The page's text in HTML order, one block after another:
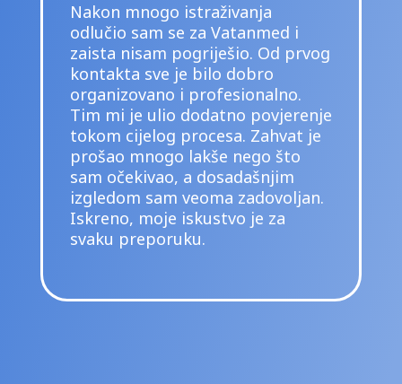
Već dva puta sam radio
transplantaciju kose u ovoj klinici
i mogu iskreno reći da sam
veoma zadovoljan. Od prvog
kontakta do završnih kontrola
usluga je bila profesionalna,
ljubazna i posvećena pacijentu.
Sve mi je detaljno objašnjeno, a
tokom zahvata osjećao sam se
sigurno i opušteno. Rezultati
izgledaju prirodno i baš onako
kako sam želio. Topla preporuka